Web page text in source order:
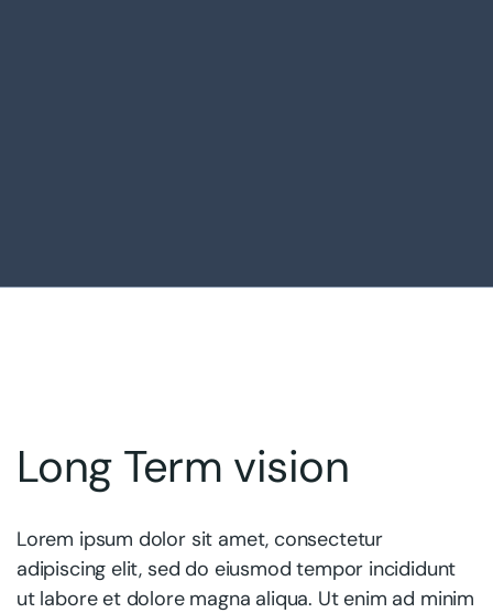
Long Term vision
Lorem ipsum dolor sit amet, consectetur
adipiscing elit, sed do eiusmod tempor incididunt
ut labore et dolore magna aliqua. Ut enim ad minim